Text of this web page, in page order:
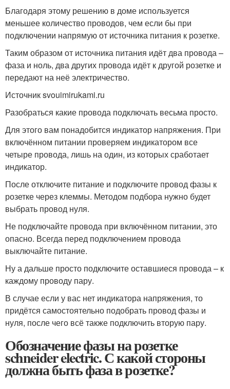
Благодаря этому решению в доме используется
меньшее количество проводов, чем если бы при
подключении напрямую от источника питания к розетке.
Таким образом от источника питания идёт два провода –
фаза и ноль, два других провода идёт к другой розетке и
передают на неё электричество.
Источник svouimirukami.ru
Разобраться какие провода подключать весьма просто.
Для этого вам понадобится индикатор напряжения. При
включённом питании проверяем индикатором все
четыре провода, лишь на один, из которых сработает
индикатор.
После отключите питание и подключите провод фазы к
розетке через клеммы. Методом подбора нужно будет
выбрать провод нуля.
Не подключайте провода при включённом питании, это
опасно. Всегда перед подключением провода
выключайте питание.
Ну а дальше просто подключите оставшиеся провода – к
каждому проводу пару.
В случае если у вас нет индикатора напряжения, то
придётся самостоятельно подобрать провод фазы и
нуля, после чего всё также подключить вторую пару.
Обозначение фазы на розетке
schneider electric. С какой стороны
должна быть фаза в розетке?